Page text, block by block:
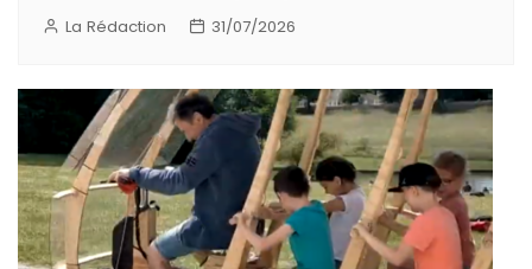
La Rédaction 31/07/2026